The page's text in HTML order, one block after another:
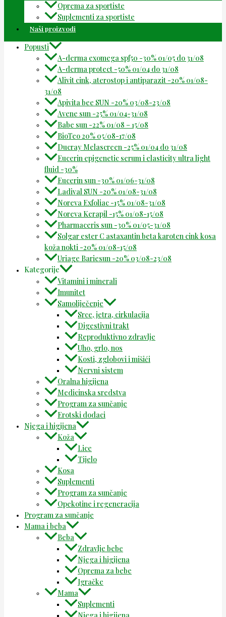
Oprema za sportiste
Suplementi za sportiste
Naši proizvodi
Popusti
A-derma exomega spf50 -30% 01/05 do 31/08
A-derma protect -50% 01/04 do 31/08
Alivit cink, aterostop i antiparazit -20% 01/08-
31/08
Apivita bee SUN -20% 03/08-23/08
Avene sun -25% 01/04-31/08
Babe sun -22% 01/08 – 15/08
BioTeo 20% 05/08-17/08
Ducray Melascreen -25% 01/04 do 31/08
Eucerin epigenetic serum i elasticity ultra light
fluid -30%
Eucerin sun -30% 01/06-31/08
Ladival SUN -20% 01/08-31/08
Noreva Exfoliac -15% 01/08-31/08
Noreva Kerapil -15% 01/08-15/08
Pharmaceris sun -30% 01/05-31/08
Solgar ester C astaxantin beta karoten cink kosa
koža nokti -20% 01/08-15/08
Uriage Bariesun -20% 03/08-23/08
Kategorije
Vitamini i minerali
Imunitet
Samoliječenje
Srce, jetra, cirkulacija
Digestivni trakt
Reproduktivno zdravlje
Uho, grlo, nos
Kosti, zglobovi i mišići
Nervni sistem
Oralna higijena
Medicinska sredstva
Program za sunčanje
Erotski dodaci
Njega i higijena
Koža
Lice
Tijelo
Kosa
Suplementi
Program za sunčanje
Opekotine i regeneracija
Program za sunčanje
Mama i beba
Beba
Zdravlje bebe
Njega i higijena
Oprema za bebe
Igračke
Mama
Suplementi